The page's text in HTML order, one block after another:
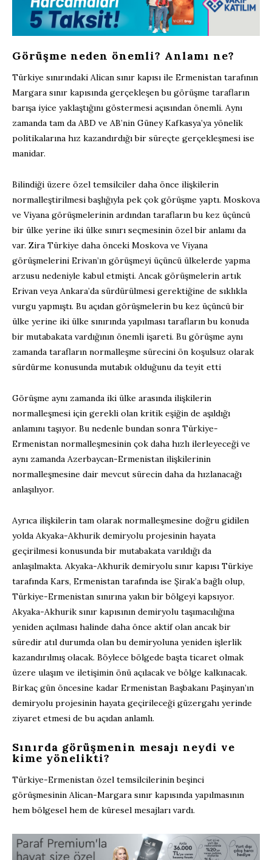
Görüşme neden önemli? Anlamı ne?
Türkiye sınırındaki Alican sınır kapısı ile Ermenistan tarafının
Margara sınır kapısında gerçekleşen bu görüşme tarafların
barışa iyice yaklaştığını göstermesi açısından önemli. Aynı
zamanda tam da ABD ve AB’nin Güney Kafkasya’ya yönelik
politikalarına hız kazandırdığı bir süreçte gerçekleşmesi ise
manidar.
Bilindiği üzere özel temsilciler daha önce ilişkilerin
normalleştirilmesi başlığıyla pek çok görüşme yaptı. Moskova
ve Viyana görüşmelerinin ardından tarafların bu kez üçüncü
bir ülke yerine iki ülke sınırı seçmesinin özel bir anlamı da
var. Zira Türkiye daha önceki Moskova ve Viyana
görüşmelerini Erivan’ın görüşmeyi üçüncü ülkelerde yapma
arzusu nedeniyle kabul etmişti. Ancak görüşmelerin artık
Erivan veya Ankara’da sürdürülmesi gerektiğine de sıklıkla
vurgu yapmıştı. Bu açıdan görüşmelerin bu kez üçüncü bir
ülke yerine iki ülke sınırında yapılması tarafların bu konuda
bir mutabakata vardığının önemli işareti. Bu görüşme aynı
zamanda tarafların normalleşme sürecini ön koşulsuz olarak
sürdürme konusunda mutabık olduğunu da teyit etti
Görüşme aynı zamanda iki ülke arasında ilişkilerin
normalleşmesi için gerekli olan kritik eşiğin de aşıldığı
anlamını taşıyor. Bu nedenle bundan sonra Türkiye-
Ermenistan normalleşmesinin çok daha hızlı ilerleyeceği ve
aynı zamanda Azerbaycan-Ermenistan ilişkilerinin
normalleşmesine dair mevcut sürecin daha da hızlanacağı
anlaşılıyor.
Ayrıca ilişkilerin tam olarak normalleşmesine doğru gidilen
yolda Akyaka-Akhurik demiryolu projesinin hayata
geçirilmesi konusunda bir mutabakata varıldığı da
anlaşılmakta. Akyaka-Akhurik demiryolu sınır kapısı Türkiye
tarafında Kars, Ermenistan tarafında ise Şirak’a bağlı olup,
Türkiye-Ermenistan sınırına yakın bir bölgeyi kapsıyor.
Akyaka-Akhurik sınır kapısının demiryolu taşımacılığına
yeniden açılması halinde daha önce aktif olan ancak bir
süredir atıl durumda olan bu demiryoluna yeniden işlerlik
kazandırılmış olacak. Böylece bölgede başta ticaret olmak
üzere ulaşım ve iletişimin önü açılacak ve bölge kalkınacak.
Birkaç gün öncesine kadar Ermenistan Başbakanı Paşinyan’ın
demiryolu projesinin hayata geçirileceği güzergahı yerinde
ziyaret etmesi de bu açıdan anlamlı.
Sınırda görüşmenin mesajı neydi ve
kime yönelikti?
Türkiye-Ermenistan özel temsilcilerinin beşinci
görüşmesinin Alican-Margara sınır kapısında yapılmasının
hem bölgesel hem de küresel mesajları vardı.